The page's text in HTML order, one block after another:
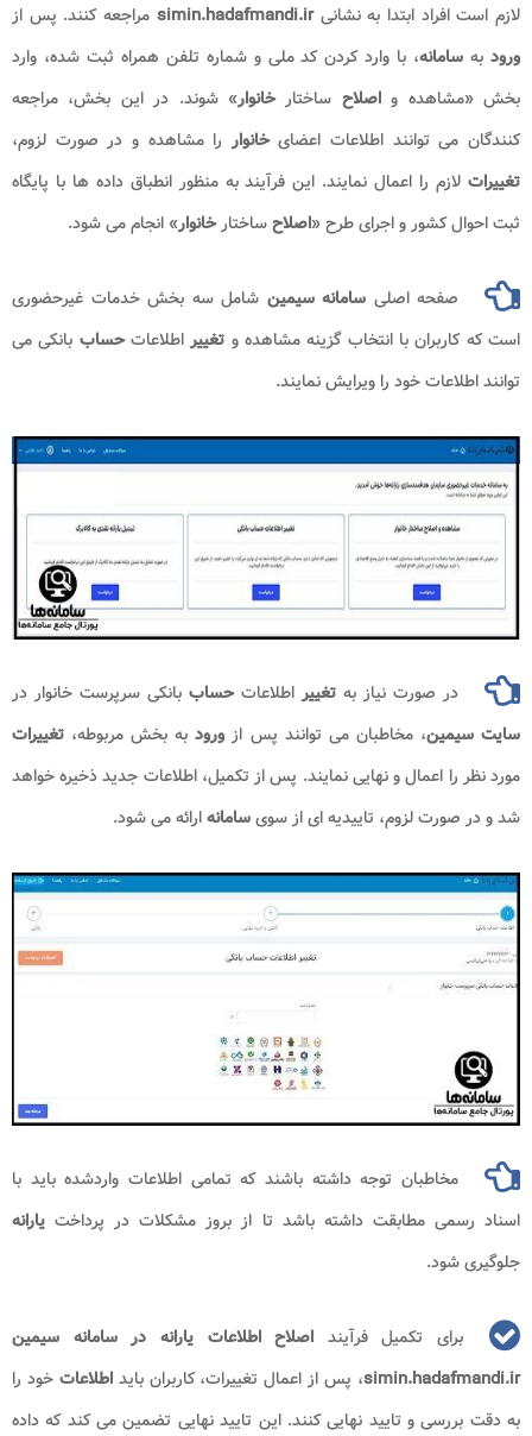
لازم است افراد ابتدا به نشانی simin.hadafmandi.ir
مراجعه کنند. پس از
ورود به سامانه، با وارد کردن کد ملی و شماره تلفن همراه ثبت شده، وارد
بخش «مشاهده واصلاح ساختارخانوار» شوند. در این بخش، مراجعه
کنندگان می توانند اطلاعات اعضایخانوار را مشاهده و در صورت لزوم،
تغییرات لازم را اعمال نمایند. این فرآیند به منظور انطباق داده ها با پایگاه
ثبت احوال کشور و اجرای طرح «اصلاحساختارخانوار» انجام می شود.
صفحه اصلی سامانه سیمین شامل سه بخش خدمات غیرحضوری
است که کاربران با انتخاب گزینه مشاهده و تغییراطلاعاتحساب بانکی می
توانند اطلاعات خود را ویرایش نمایند.
در صورت نیاز به تغییر اطلاعاتحساب بانکی سرپرست خانوار در
سایت سیمین، مخاطبان می توانند پس از ورود به بخش مربوطه، تغییرات
مورد نظر را اعمال و نهایی نمایند. پس از تکمیل، اطلاعات جدید ذخیره خواهد
شد و در صورت لزوم، تاییدیه ای از سویسامانهارائه می شود.
مخاطبان توجه داشته باشند که تمامی اطلاعات واردشده باید با
اسناد رسمی مطابقت داشته باشد تا از بروز مشکلات در پرداخت یارانه
جلوگیری شود.
برای تکمیل فرآیند اصلاح اطلاعات یارانه در سامانه سیمین
simin.hadafmandi.ir، پس از اعمال تغییرات، کاربران بایداطلاعاتخود را
به دقت بررسی و تایید نهایی کنند. این تایید نهایی تضمین می کند که داده